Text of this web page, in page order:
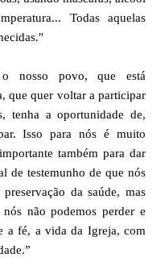
Todas aquelas
o nosso povo, que está
que quer voltar a participar
tenha a oportunidade de,
Isso para nós é muito
também para dar
de testemunho de que nós
da saúde, mas
não podemos perder e
a fé, a vida da Igreja, com